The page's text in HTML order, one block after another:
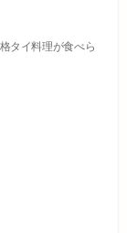
タイ料理が食べら